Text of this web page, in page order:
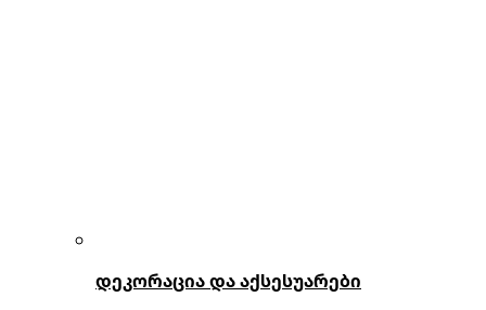
დეკორაცია და აქსესუარები